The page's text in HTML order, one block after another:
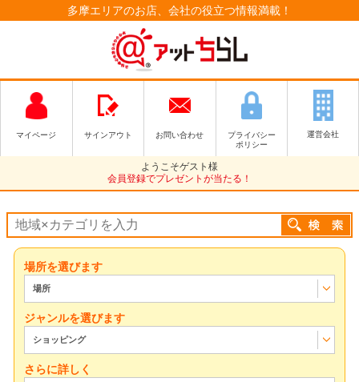
多摩エリアのお店、会社の役立つ情報満載！
マイページ サインアウト お問い合わせ
プライバシー
ポリシー
運営会社
ようこそゲスト様
会員登録でプレゼントが当たる！
場所を選びます
場所
ジャンルを選びます
ショッピング
さらに詳しく